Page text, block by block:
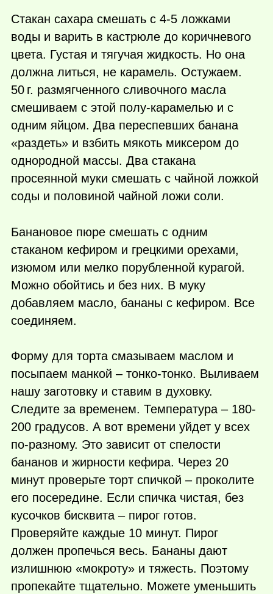
Стакан сахара смешать с 4-5 ложками
воды и варить в кастрюле до коричневого
цвета. Густая и тягучая жидкость. Но она
должна литься, не карамель. Остужаем.
50 г. размягченного сливочного масла
смешиваем с этой полу-карамелью и с
одним яйцом. Два переспевших банана
«раздеть» и взбить мякоть миксером до
однородной массы. Два стакана
просеянной муки смешать с чайной ложкой
соды и половиной чайной ложи соли.
Банановое пюре смешать с одним
стаканом кефиром и грецкими орехами,
изюмом или мелко порубленной курагой.
Можно обойтись и без них. В муку
добавляем масло, бананы с кефиром. Все
соединяем.
Форму для торта смазываем маслом и
посыпаем манкой – тонко-тонко. Выливаем
нашу заготовку и ставим в духовку.
Следите за временем. Температура – 180-
200 градусов. А вот времени уйдет у всех
по-разному. Это зависит от спелости
бананов и жирности кефира. Через 20
минут проверьте торт спичкой – проколите
его посередине. Если спичка чистая, без
кусочков бисквита – пирог готов.
Проверяйте каждые 10 минут. Пирог
должен пропечься весь. Бананы дают
излишнюю «мокроту» и тяжесть. Поэтому
пропекайте тщательно. Можете уменьшить